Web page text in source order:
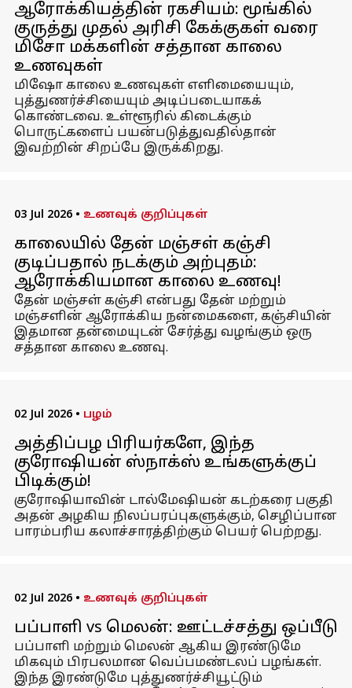
ஆரோக்கியத்தின் ரகசியம்: மூங்கில்
குருத்து முதல் அரிசி கேக்குகள் வரை
மிசோ மக்களின் சத்தான காலை
உணவுகள்
மிஷோ காலை உணவுகள் எளிமையையும்,
புத்துணர்ச்சியையும் அடிப்படையாகக்
கொண்டவை. உள்ளூரில் கிடைக்கும்
பொருட்களைப் பயன்படுத்துவதில்தான்
இவற்றின் சிறப்பே இருக்கிறது.
03 Jul 2026 • உணவுக் குறிப்புகள்
காலையில் தேன் மஞ்சள் கஞ்சி
குடிப்பதால் நடக்கும் அற்புதம்:
ஆரோக்கியமான காலை உணவு!
தேன் மஞ்சள் கஞ்சி என்பது தேன் மற்றும்
மஞ்சளின் ஆரோக்கிய நன்மைகளை, கஞ்சியின்
இதமான தன்மையுடன் சேர்த்து வழங்கும் ஒரு
சத்தான காலை உணவு.
02 Jul 2026 • பழம்
அத்திப்பழ பிரியர்களே, இந்த
குரோஷியன் ஸ்நாக்ஸ் உங்களுக்குப்
பிடிக்கும்!
குரோஷியாவின் டால்மேஷியன் கடற்கரை பகுதி
அதன் அழகிய நிலப்பரப்புகளுக்கும், செழிப்பான
பாரம்பரிய கலாச்சாரத்திற்கும் பெயர் பெற்றது.
02 Jul 2026 • உணவுக் குறிப்புகள்
பப்பாளி vs மெலன்: ஊட்டச்சத்து ஒப்பீடு
பப்பாளி மற்றும் மெலன் ஆகிய இரண்டுமே
மிகவும் பிரபலமான வெப்பமண்டலப் பழங்கள்.
இந்த இரண்டுமே புத்துணர்ச்சியூட்டும்